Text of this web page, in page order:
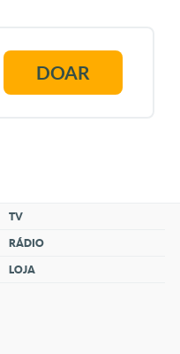
DOAR
TV
RÁDIO
LOJA